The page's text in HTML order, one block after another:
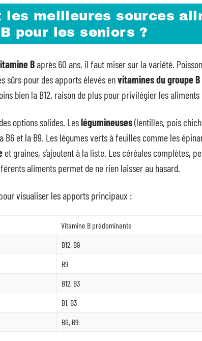
les meilleures sources
pour les seniors ?
Baprès 60 ans, il faut miser sur la variété.
sûrs pour des apports élevés envitamines du groupe B
bien la B12, raison de plus pour privilégier les aliments
options solides. Leslégumineuses(lentilles, pois
B6 et la B9. Les légumes verts à feuilles comme les
et graines, s’ajoutent à la liste. Les céréales complètes,
aliments permet de ne rien laisser au hasard.
visualiser les apports principaux :
Vitamine B prédominante
B12, B9
B9
B12, B3
B1, B3
B6, B9